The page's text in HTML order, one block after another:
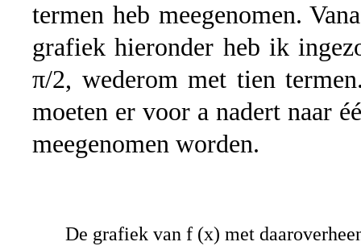
termen heb meegenomen.
grafiek hieronder heb ik
π/2, wederom met tien
moeten er voor a nadert naar
meegenomen worden.
De grafiek van f (x) met